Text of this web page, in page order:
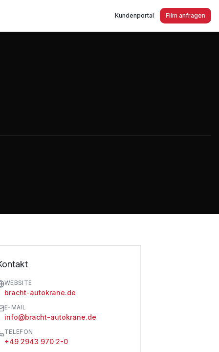
Kundenportal Film anfragen
WEBSITE
bracht-autokrane.de
E-MAIL
info@bracht-autokrane.de
TELEFON
+49 2943 970 2-0